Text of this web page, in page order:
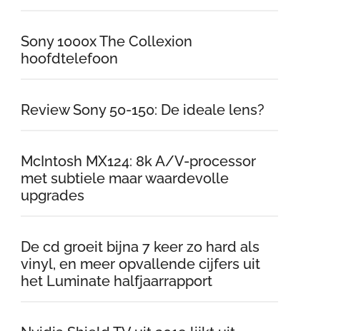
Sony 1000x The Collexion
hoofdtelefoon
Review Sony 50-150: De ideale lens?
McIntosh MX124: 8k A/V-processor
met subtiele maar waardevolle
upgrades
De cd groeit bijna 7 keer zo hard als
vinyl, en meer opvallende cijfers uit
het Luminate halfjaarrapport